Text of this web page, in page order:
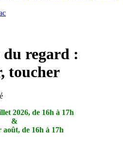
regard :
toucher
2026, de 16h à 17h
&
août, de 16h à 17h